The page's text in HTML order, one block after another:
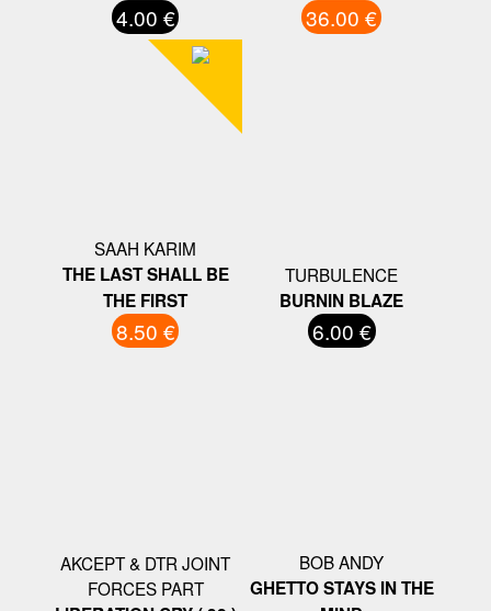
4.00 € 36.00 €
SAAH KARIM
THE LAST SHALL BE
THE FIRST
8.50 €
TURBULENCE
BURNIN BLAZE
6.00 €
AKCEPT & DTR JOINT
FORCES PART
BOB ANDY
GHETTO STAYS IN THE